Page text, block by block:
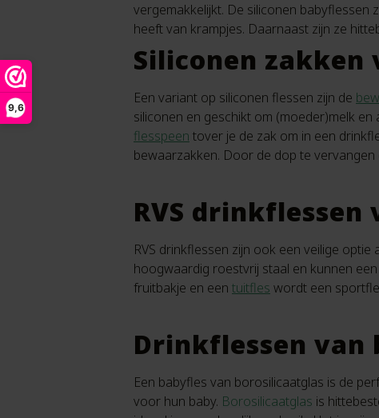
9,6
vergemakkelijkt. De siliconen babyflessen
heeft van krampjes. Daarnaast zijn ze
Siliconen
Een variant op siliconen flessen zijn de
siliconen en geschikt om (moeder)melk
flesspeen tover je de zak om in een
bewaarzakken. Door de dop te
RVS
RVS drinkflessen zijn ook een veilige
hoogwaardig roestvrij staal en kunnen
fruitbakje en een tuitfles wordt een
Drinkflessen van
Een babyfles van borosilicaatglas is de
voor hun baby. Borosilicaatglas is